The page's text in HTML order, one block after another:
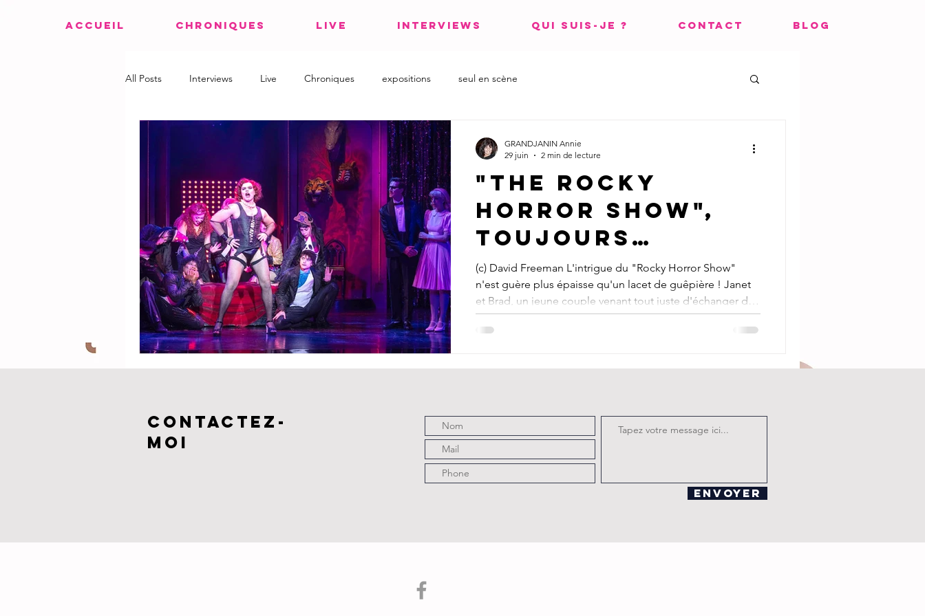
ACCUEIL CHRONIQUES LIVE INTERVIEWS QUI SUIS-JE ? CONTACT BLOG
All Posts Interviews Live Chroniques expositions seul en scène
"The Rocky
Horror Show",
toujours
rock'n'roll et
libérateur
(c) David Freeman L'intrigue du "Rocky Horror Show"
n'est guère plus épaisse qu'un lacet de guêpière ! Janet
et Brad, un jeune couple venant tout juste d'échanger des
vœux de fiançailles, tombe en panne une nuit d'orage.
Réfugiés dans un étrange manoir, ils sont accueillis par
d'un film de série B, à mi-chemin entre l'horreur et la
GRANDJANIN Annie
29 juin
2 min de lecture
CONTACTEZ-
MOI
Envoyer